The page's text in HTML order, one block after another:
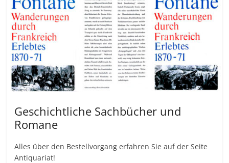
Geschichtliche Sachbücher und
Romane
Alles über den Bestellvorgang erfahren Sie auf der Seite
Antiquariat!